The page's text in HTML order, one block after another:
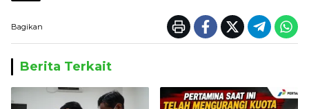
Bagikan
Berita Terkait